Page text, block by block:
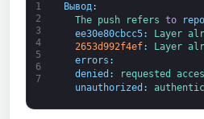
1
2
3
4
5
6
7
Вывод:
The push refers to
ee30e80cbcc5: Layer
2653d992f4ef: Layer
errors :
denied : requested
unauthorized :